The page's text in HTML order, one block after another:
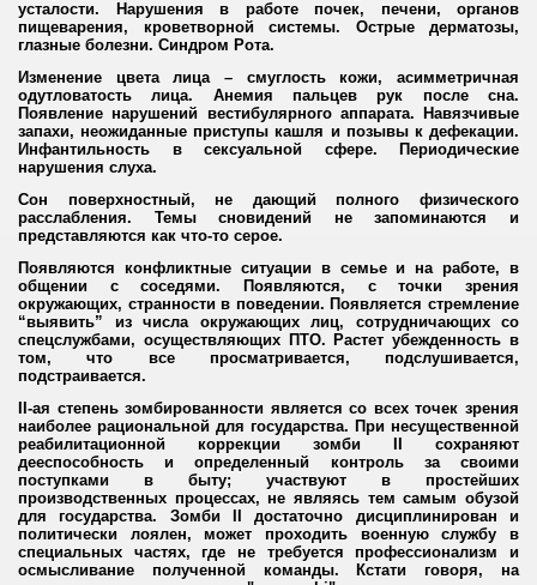
усталости. Нарушения в работе почек, печени, органов
пищеварения, кроветворной системы. Острые дерматозы,
глазные болезни. Синдром Рота.
Изменение цвета лица – смуглость кожи, асимметричная
одутловатость лица. Анемия пальцев рук после сна.
Появление нарушений вестибулярного аппарата. Навязчивые
запахи, неожиданные приступы кашля и позывы к дефекации.
Инфантильность в сексуальной сфере. Периодические
нарушения слуха.
Сон поверхностный, не дающий полного физического
расслабления. Темы сновидений не запоминаются и
представляются как что-то серое.
Появляются конфликтные ситуации в семье и на работе, в
общении с соседями. Появляются, с точки зрения
окружающих, странности в поведении. Появляется стремление
“выявить” из числа окружающих лиц, сотрудничающих со
спецслужбами, осуществляющих ПТО. Растет убежденность в
том, что все просматривается, подслушивается,
подстраивается.
II-ая степень зомбированности является со всех точек зрения
наиболее рациональной для государства. При несущественной
реабилитационной коррекции зомби II сохраняют
дееспособность и определенный контроль за своими
поступками в быту; участвуют в простейших
производственных процессах, не являясь тем самым обузой
для государства. Зомби II достаточно дисциплинирован и
политически лоялен, может проходить военную службу в
специальных частях, где не требуется профессионализм и
осмысливание полученной команды. Кстати говоря, на